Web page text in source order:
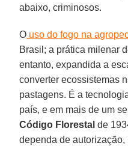
abaixo, criminosos.
O uso do fogo na
Brasil; a prática milenar
entanto, expandida a
converter ecossistemas
pastagens. É a
país, e em mais de um
Código Florestal de
dependa de